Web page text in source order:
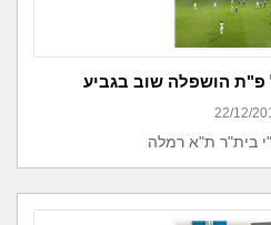
פ"ת הושפלה שוב בגביע
22/12/